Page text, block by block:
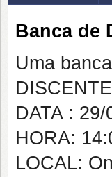
Banca de
Uma
DATA : 29/
HORA:
LOCAL: